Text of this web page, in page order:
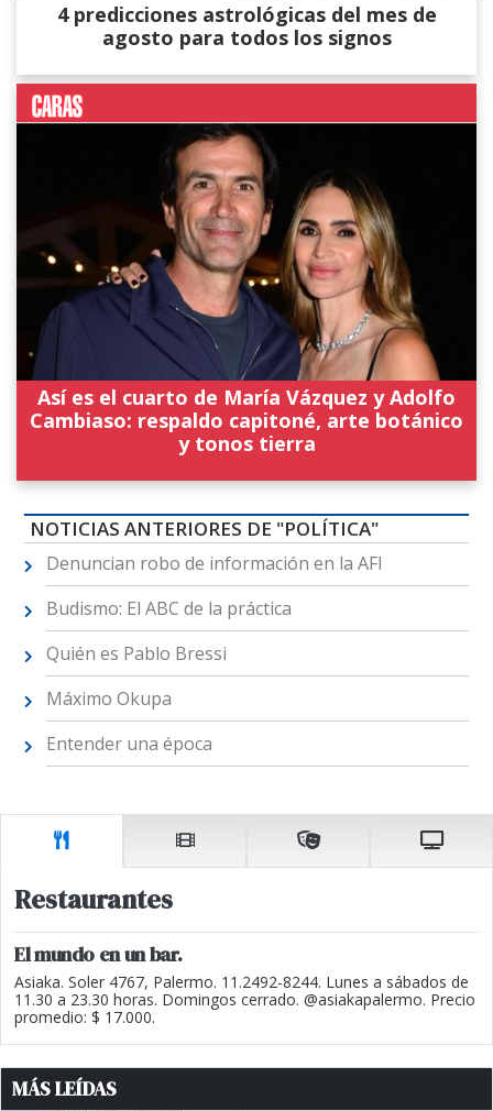
4 predicciones astrológicas del mes de
agosto para todos los signos
Así es el cuarto de María Vázquez y Adolfo
Cambiaso: respaldo capitoné, arte botánico
y tonos tierra
NOTICIAS ANTERIORES DE "POLÍTICA"
Denuncian robo de información en la AFI
Budismo: El ABC de la práctica
Quién es Pablo Bressi
Máximo Okupa
Entender una época
Restaurantes
El mundo en un bar.
Asiaka. Soler 4767, Palermo. 11.2492-8244. Lunes a sábados de
11.30 a 23.30 horas. Domingos cerrado. @asiakapalermo. Precio
promedio: $ 17.000.
MÁS LEÍDAS